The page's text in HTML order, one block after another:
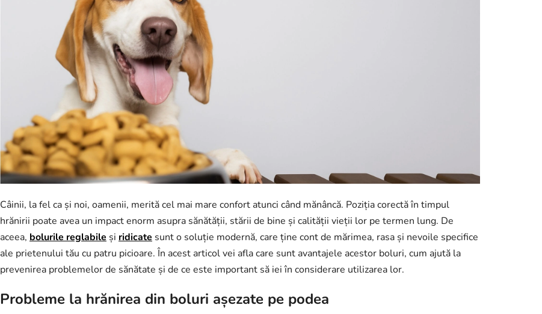
Câinii, la fel ca și noi, oamenii, merită cel mai mare confort atunci când mănâncă. Poziția corectă în timpul
hrănirii poate avea un impact enorm asupra sănătății, stării de bine și calității vieții lor pe termen lung. De
aceea, bolurile reglabile și ridicate sunt o soluție modernă, care ține cont de mărimea, rasa și nevoile specifice
ale prietenului tău cu patru picioare. În acest articol vei afla care sunt avantajele acestor boluri, cum ajută la
prevenirea problemelor de sănătate și de ce este important să iei în considerare utilizarea lor.
Probleme la hrănirea din boluri așezate pe podea